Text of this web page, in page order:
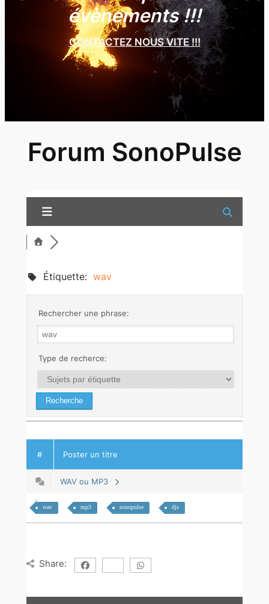
évènements !!!
CONTACTEZ NOUS VITE !!!
Forum SonoPulse
Étiquette: wav
Rechercher une phrase:
Type de recherce:
# Poster un titre
WAV ou MP3
wav mp3 sonopulse djs
Share: